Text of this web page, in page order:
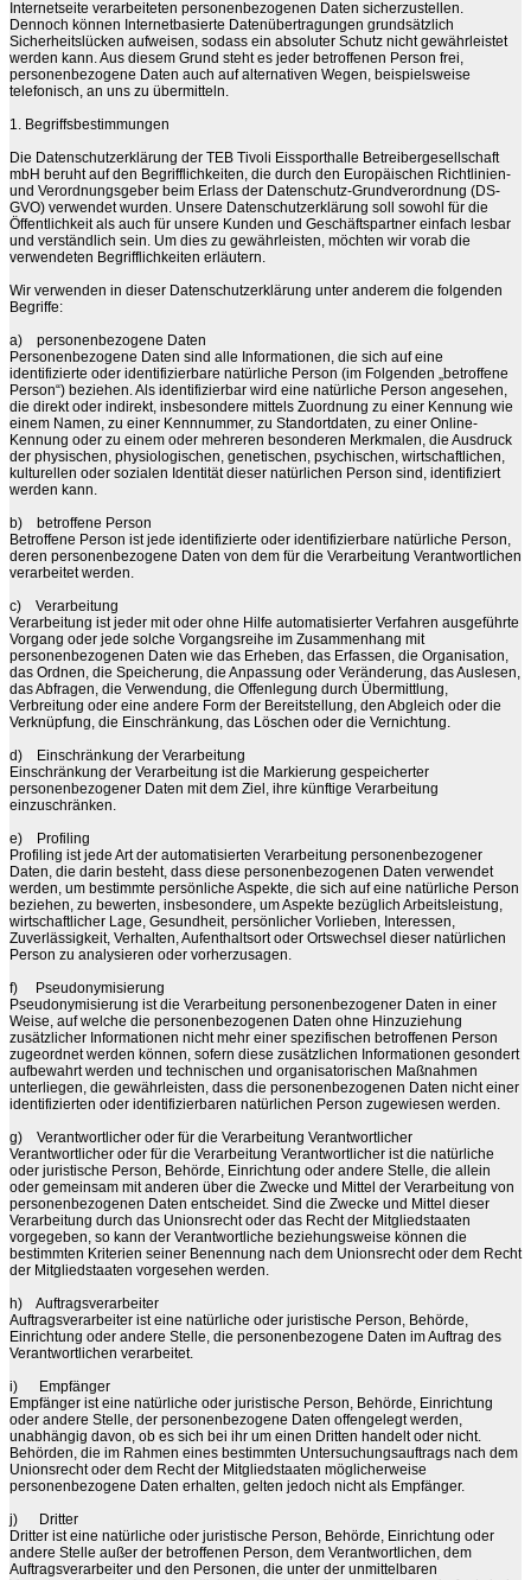
Internetseite verarbeiteten personenbezogenen Daten sicherzustellen.
Dennoch können Internetbasierte Datenübertragungen grundsätzlich
Sicherheitslücken aufweisen, sodass ein absoluter Schutz nicht gewährleistet
werden kann. Aus diesem Grund steht es jeder betroffenen Person frei,
personenbezogene Daten auch auf alternativen Wegen, beispielsweise
telefonisch, an uns zu übermitteln.
1. Begriffsbestimmungen
Die Datenschutzerklärung der TEB Tivoli Eissporthalle Betreibergesellschaft
mbH beruht auf den Begrifflichkeiten, die durch den Europäischen Richtlinien-
und Verordnungsgeber beim Erlass der Datenschutz-Grundverordnung (DS-
GVO) verwendet wurden. Unsere Datenschutzerklärung soll sowohl für die
Öffentlichkeit als auch für unsere Kunden und Geschäftspartner einfach lesbar
und verständlich sein. Um dies zu gewährleisten, möchten wir vorab die
verwendeten Begrifflichkeiten erläutern.
Wir verwenden in dieser Datenschutzerklärung unter anderem die folgenden
Begriffe:
a)
personenbezogene Daten
Personenbezogene Daten sind alle Informationen, die sich auf eine
identifizierte oder identifizierbare natürliche Person (im Folgenden „betroffene
Person“) beziehen. Als identifizierbar wird eine natürliche Person angesehen,
die direkt oder indirekt, insbesondere mittels Zuordnung zu einer Kennung wie
einem Namen, zu einer Kennnummer, zu Standortdaten, zu einer Online-
Kennung oder zu einem oder mehreren besonderen Merkmalen, die Ausdruck
der physischen, physiologischen, genetischen, psychischen, wirtschaftlichen,
kulturellen oder sozialen Identität dieser natürlichen Person sind, identifiziert
werden kann.
b)
betroffene Person
Betroffene Person ist jede identifizierte oder identifizierbare natürliche Person,
deren personenbezogene Daten von dem für die Verarbeitung Verantwortlichen
verarbeitet werden.
c)
Verarbeitung
Verarbeitung ist jeder mit oder ohne Hilfe automatisierter Verfahren ausgeführte
Vorgang oder jede solche Vorgangsreihe im Zusammenhang mit
personenbezogenen Daten wie das Erheben, das Erfassen, die Organisation,
das Ordnen, die Speicherung, die Anpassung oder Veränderung, das Auslesen,
das Abfragen, die Verwendung, die Offenlegung durch Übermittlung,
Verbreitung oder eine andere Form der Bereitstellung, den Abgleich oder die
Verknüpfung, die Einschränkung, das Löschen oder die Vernichtung.
d)
Einschränkung der Verarbeitung
Einschränkung der Verarbeitung ist die Markierung gespeicherter
personenbezogener Daten mit dem Ziel, ihre künftige Verarbeitung
einzuschränken.
e)
Profiling
Profiling ist jede Art der automatisierten Verarbeitung personenbezogener
Daten, die darin besteht, dass diese personenbezogenen Daten verwendet
werden, um bestimmte persönliche Aspekte, die sich auf eine natürliche Person
beziehen, zu bewerten, insbesondere, um Aspekte bezüglich Arbeitsleistung,
wirtschaftlicher Lage, Gesundheit, persönlicher Vorlieben, Interessen,
Zuverlässigkeit, Verhalten, Aufenthaltsort oder Ortswechsel dieser natürlichen
Person zu analysieren oder vorherzusagen.
f)
Pseudonymisierung
Pseudonymisierung ist die Verarbeitung personenbezogener Daten in einer
Weise, auf welche die personenbezogenen Daten ohne Hinzuziehung
zusätzlicher Informationen nicht mehr einer spezifischen betroffenen Person
zugeordnet werden können, sofern diese zusätzlichen Informationen gesondert
aufbewahrt werden und technischen und organisatorischen Maßnahmen
unterliegen, die gewährleisten, dass die personenbezogenen Daten nicht einer
identifizierten oder identifizierbaren natürlichen Person zugewiesen werden.
g)
Verantwortlicher oder für die Verarbeitung Verantwortlicher
Verantwortlicher oder für die Verarbeitung Verantwortlicher ist die natürliche
oder juristische Person, Behörde, Einrichtung oder andere Stelle, die allein
oder gemeinsam mit anderen über die Zwecke und Mittel der Verarbeitung von
personenbezogenen Daten entscheidet. Sind die Zwecke und Mittel dieser
Verarbeitung durch das Unionsrecht oder das Recht der Mitgliedstaaten
vorgegeben, so kann der Verantwortliche beziehungsweise können die
bestimmten Kriterien seiner Benennung nach dem Unionsrecht oder dem Recht
der Mitgliedstaaten vorgesehen werden.
h)
Auftragsverarbeiter
Auftragsverarbeiter ist eine natürliche oder juristische Person, Behörde,
Einrichtung oder andere Stelle, die personenbezogene Daten im Auftrag des
Verantwortlichen verarbeitet.
i)
Empfänger
Empfänger ist eine natürliche oder juristische Person, Behörde, Einrichtung
oder andere Stelle, der personenbezogene Daten offengelegt werden,
unabhängig davon, ob es sich bei ihr um einen Dritten handelt oder nicht.
Behörden, die im Rahmen eines bestimmten Untersuchungsauftrags nach dem
Unionsrecht oder dem Recht der Mitgliedstaaten möglicherweise
personenbezogene Daten erhalten, gelten jedoch nicht als Empfänger.
j)
Dritter
Dritter ist eine natürliche oder juristische Person, Behörde, Einrichtung oder
andere Stelle außer der betroffenen Person, dem Verantwortlichen, dem
Auftragsverarbeiter und den Personen, die unter der unmittelbaren